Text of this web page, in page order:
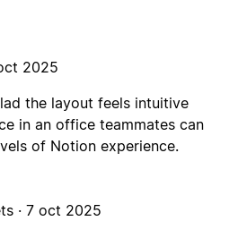
2025
the layout feels intuitive
in an office teammates can
of Notion experience.
· 7 oct 2025